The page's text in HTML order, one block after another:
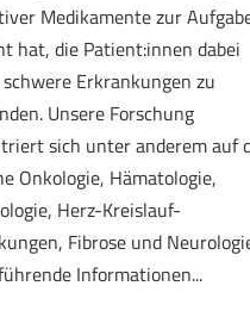
Medikamente zur
hat, die Patient:innen dabei
Erkrankungen zu
Unsere Forschung
sich unter anderem auf
Onkologie, Hämatologie,
Herz-Kreislauf-
Fibrose und
Informationen...